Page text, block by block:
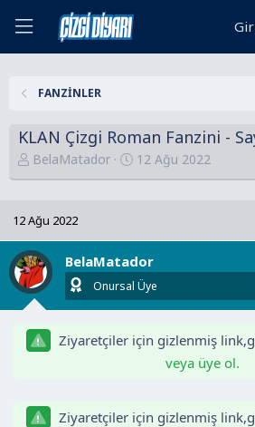
FANZİNLER
KLAN Çizgi Roman Fanzini -
K
o
u
y
u
B
a
l
a
n
BelaMatador
B
a
a
n
g
ı
t
h
12 Ağu 2022
12 Ağu 2022
BelaMatador
Onursal Üye
Ziyaretçiler için gizlenmiş
veya üye ol.
Ziyaretçiler için gizlenmiş